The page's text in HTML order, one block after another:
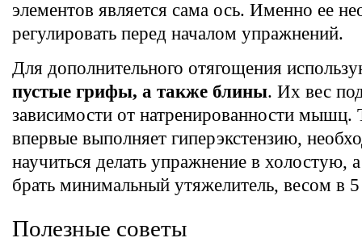
элементов является сама ось. Именно ее
регулировать перед началом упражнений.
Для дополнительного отягощения
пустые грифы, а также блины. Их вес
зависимости от натренированности мышц.
впервые выполняет гиперэкстензию,
научиться делать упражнение в холостую,
брать минимальный утяжелитель, весом в 5
Полезные советы